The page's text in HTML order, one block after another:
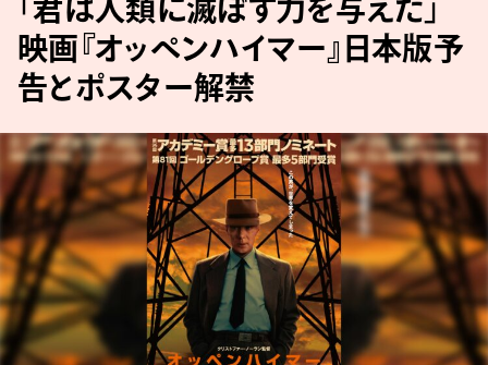
「君は人類に滅ぼす力を与えた」
映画『オッペンハイマー』日本版予
告とポスター解禁